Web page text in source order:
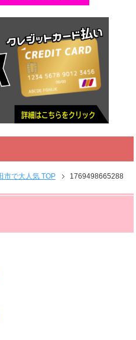
市で大人気 TOP 1769498665288